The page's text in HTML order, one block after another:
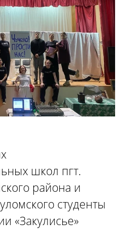
школ пгт.
района и
студенты
«Закулисье»